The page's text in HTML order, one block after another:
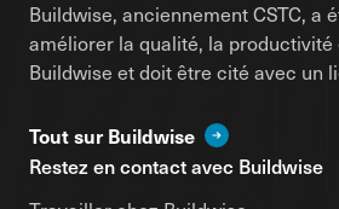
Buildwise, anciennement CSTC,
améliorer la qualité, la
Buildwise et doit être cité avec un
Tout sur Buildwise
Restez en contact avec Buildwise